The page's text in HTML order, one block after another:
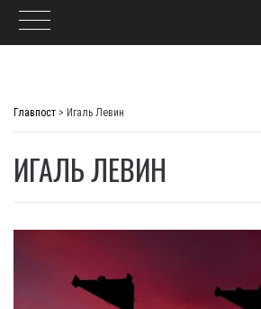
Главпост > Игаль Левин
ИГАЛЬ ЛЕВИН